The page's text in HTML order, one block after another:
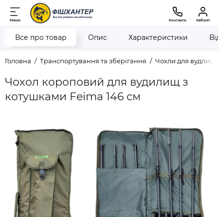
Меню Контакти Кабінет
Головна Транспортування та зберігання Чохли для вудлищ
Чохол короповий для вудилищ з
котушками Feima 146 см
Все про товар Опис Характеристики